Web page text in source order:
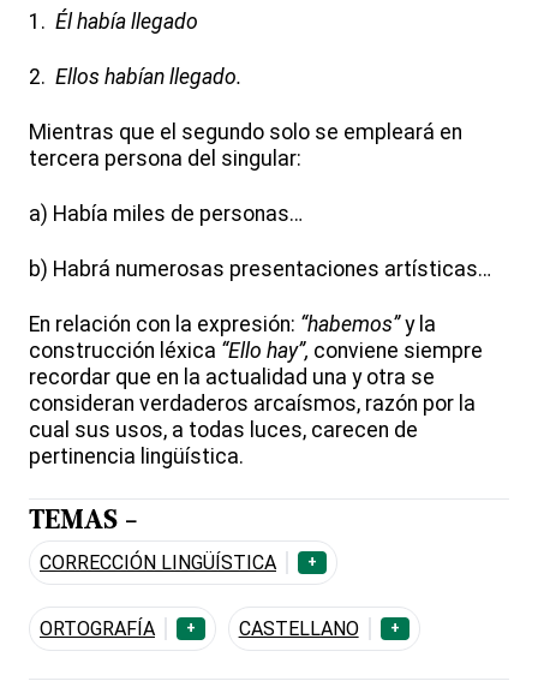
1. Él había llegado
2. Ellos habían llegado.
Mientras que el segundo solo se empleará en
tercera persona del singular:
a) Había miles de personas…
b) Habrá numerosas presentaciones artísticas…
En relación con la expresión: “habemos”y la
construcción léxica “Ello hay”, conviene siempre
recordar que en la actualidad una y otra se
consideran verdaderos arcaísmos, razón por la
cual sus usos, a todas luces, carecen de
pertinencia lingüística.
TEMAS -
CORRECCIÓN LINGÜÍSTICA +
ORTOGRAFÍA + CASTELLANO +